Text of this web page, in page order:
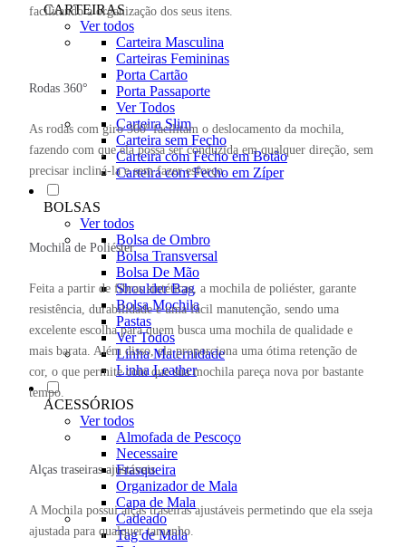
CARTEIRAS
Ver todos
Carteira Masculina
Carteiras Femininas
Porta Cartão
Porta Passaporte
Ver Todos
Carteira Slim
Carteira sem Fecho
Carteira com Fecho em Botão
Carteira com Fecho em Zíper
BOLSAS
Ver todos
Bolsa de Ombro
Bolsa Transversal
Bolsa De Mão
Shoulder Bag
Bolsa Mochila
Pastas
Ver Todos
Linha Maternidade
Linha Leather
ACESSÓRIOS
Ver todos
Almofada de Pescoço
Necessaire
Frasqueira
Organizador de Mala
Capa de Mala
Cadeado
Tag de Mala
facilitando a organização dos seus itens.
Rodas 360°
As rodas com giro 360º facilitam o deslocamento da mochila,
fazendo com que ela possa ser conduzida em qualquer direção, sem
precisar incliná-la e sem fazer esforço.
Mochila de Poliéster
Feita a partir de fibras sintéticas, a mochila de poliéster, garante
resistência, durabilidade e uma fácil manutenção, sendo uma
excelente escolha para quem busca uma mochila de qualidade e
mais barata. Além disso, ela proporciona uma ótima retenção de
cor, o que permite com que sua mochila pareça nova por bastante
tempo.
Alças traseiras ajustáveis
A Mochila possui alças traseiras ajustáveis permetindo que ela sseja
ajustada para qualquer tamanho.